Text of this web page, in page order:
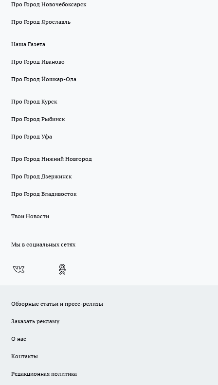
Про Город Новочебоксарск
Про Город Ярославль
Наша Газета
Про Город Иваново
Про Город Йошкар-Ола
Про Город Курск
Про Город Рыбинск
Про Город Уфа
Про Город Нижний Новгород
Про Город Дзержинск
Про Город Владивосток
Твои Новости
Мы в социальных сетях
Обзорные статьи и пресс-релизы
Заказать рекламу
О нас
Контакты
Редакционная политика